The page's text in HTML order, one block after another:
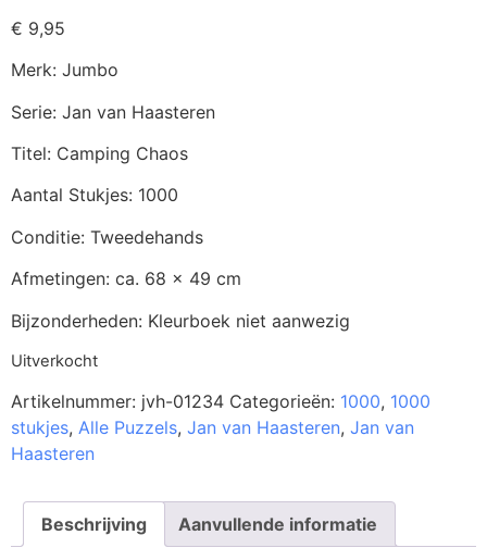
€ 9,95
Merk: Jumbo
Serie: Jan van Haasteren
Titel: Camping Chaos
Aantal Stukjes: 1000
Conditie: Tweedehands
Afmetingen: ca. 68 x 49 cm
Bijzonderheden: Kleurboek niet aanwezig
Uitverkocht
Artikelnummer: jvh-01234 Categorieën: 1000, 1000
stukjes, Alle Puzzels, Jan van Haasteren, Jan van
Haasteren
Beschrijving Aanvullende informatie